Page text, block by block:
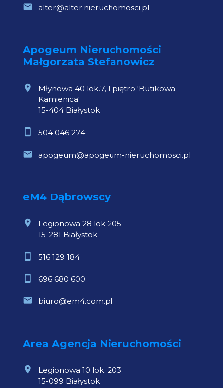
alter@alter.nieruchomosci.pl
Apogeum Nieruchomości
Małgorzata Stefanowicz
Młynowa 40 lok.7, I piętro 'Butikowa
Kamienica'
15-404 Białystok
504 046 274
apogeum@apogeum-nieruchomosci.pl
eM4 Dąbrowscy
Legionowa 28 lok 205
15-281 Białystok
516 129 184
696 680 600
biuro@em4.com.pl
Area Agencja Nieruchomości
Legionowa 10 lok. 203
15-099 Białystok